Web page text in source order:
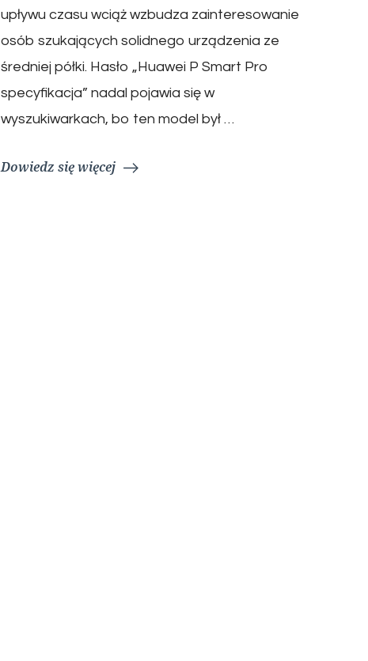
upływu czasu wciąż wzbudza zainteresowanie
osób szukających solidnego urządzenia ze
średniej półki. Hasło „Huawei P Smart Pro
specyfikacja” nadal pojawia się w
wyszukiwarkach, bo ten model był …
Dowiedz się więcej